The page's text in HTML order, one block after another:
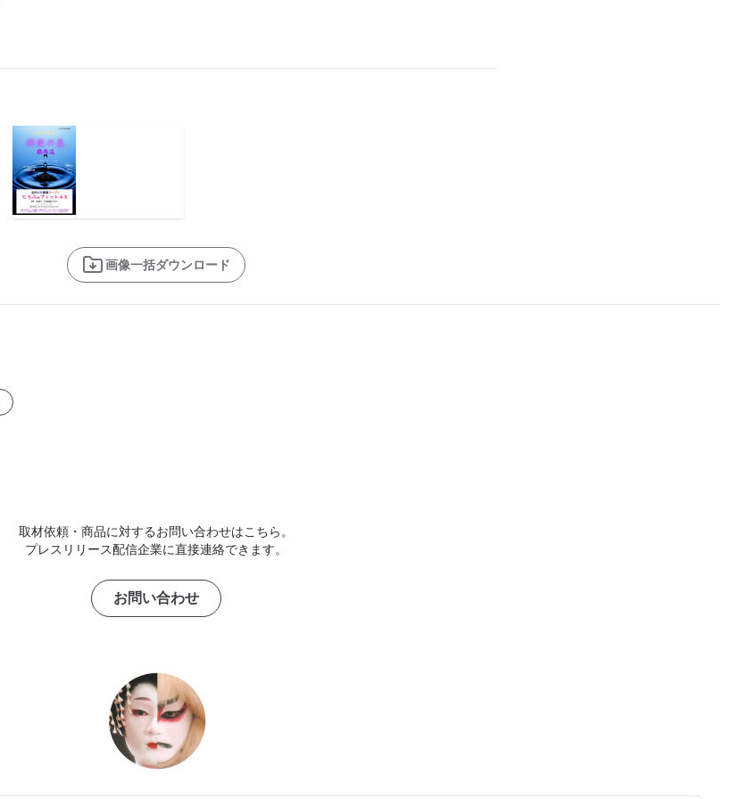
画像一括ダウンロード
取材依頼・商品に対するお問い合わせはこちら。
プレスリリース配信企業に直接連絡できます。
お問い合わせ